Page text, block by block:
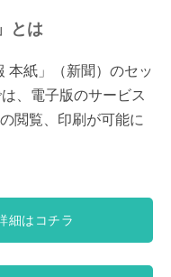
とは
本紙」（新聞）のセッ
、電子版のサービス
閲覧、印刷が可能に
細はコチラ